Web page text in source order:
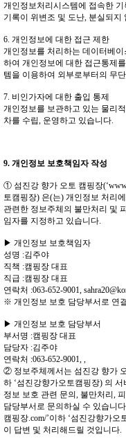
개인정보처리시스템에 접속한
기록이 위변조 및 도난, 분실되
6. 개인정보에 대한 접근 제한
개인정보를 처리하는 데이터베
하여 개인정보에 대한 접근통제
템을 이용하여 외부로부터의 무
7. 비인가자에 대한 출입 통제
개인정보를 보관하고 있는 물리
차를 수립, 운영하고 있습니다.
9. 개인정보 보호책임자 작성
① 섬진강 향가 오토 캠핑장
토캠핑장) 은(는) 개인정보 처리
관련한 정보주체의 불만처리 및
임자를 지정하고 있습니다.
▶ 개인정보 보호책임자
성명 :김주야
직책 :캠핑장 대표
직급 :캠핑장 대표
연락처 :063-652-9001,
※ 개인정보 보호 담당부서로 연
▶ 개인정보 보호 담당부서
부서명 :캠핑장 대표
담당자 :김주야
연락처 :063-652-9001, ,
② 정보주체께서는 섬진강 향가
하 ‘섬진강향가오토캠핑장) 의
정보 보호 관련 문의, 불만처리,
담당부서로 문의하실 수 있습니
캠핑장.com/’이하 ‘섬진강향가
이 답변 및 처리해드릴 것입니다.